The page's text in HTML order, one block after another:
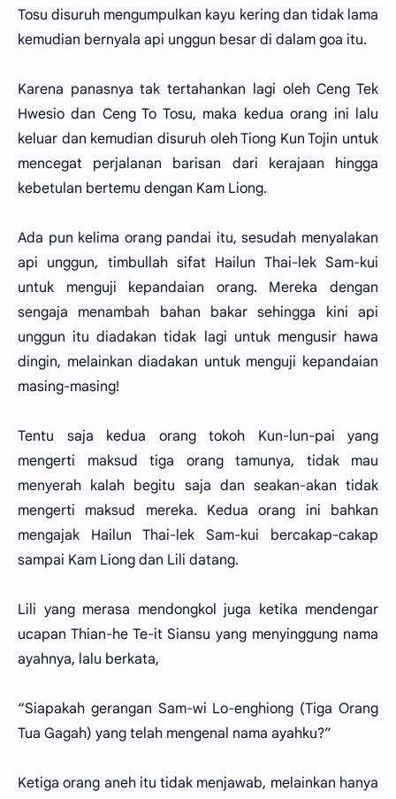
Tosu disuruh mengumpulkan kayu kering dan tidak lama
kemudian bernyala api unggun besar di dalam goa itu.
Karena panasnya tak tertahankan lagi oleh Ceng Tek
Hwesio dan Ceng To Tosu, maka kedua orang ini lalu
keluar dan kemudian disuruh oleh Tiong Kun Tojin untuk
mencegat perjalanan barisan dari kerajaan hingga
kebetulan bertemu dengan Kam Liong.
Ada pun kelima orang pandai itu, sesudah menyalakan
api unggun, timbullah sifat Hailun Thai-lek Sam-kui
untuk menguji kepandaian orang. Mereka dengan
sengaja menambah bahan bakar sehingga kini api
unggun itu diadakan tidak lagi untuk mengusir hawa
dingin, melainkan diadakan untuk menguji kepandaian
masing-masing!
Tentu saja kedua orang tokoh Kun-lun-pai yang
mengerti maksud tiga orang tamunya, tidak mau
menyerah kalah begitu saja dan seakan-akan tidak
mengerti maksud mereka. Kedua orang ini bahkan
mengajak Hailun Thai-lek Sam-kui bercakap-cakap
sampai Kam Liong dan Lili datang.
Lili yang merasa mendongkol juga ketika mendengar
ucapan Thian-he Te-it Siansu yang menyinggung nama
ayahnya, lalu berkata,
“Siapakah gerangan Sam-wi Lo-enghiong (Tiga Orang
Tua Gagah) yang telah mengenal nama ayahku?”
Ketiga orang aneh itu tidak menjawab, melainkan hanya